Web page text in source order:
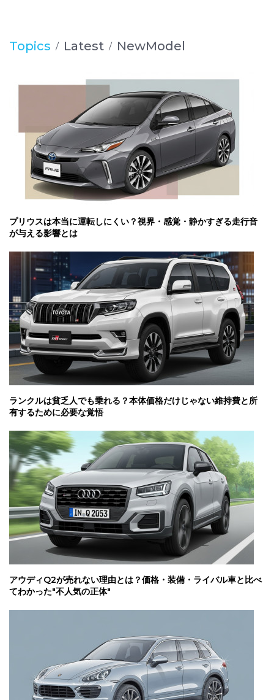
Topics Latest NewModel
プリウスは本当に運転しにくい？視界・感覚・静かすぎる走行音
が与える影響とは
ランクルは貧乏人でも乗れる？本体価格だけじゃない維持費と所
有するために必要な覚悟
アウディQ2が売れない理由とは？価格・装備・ライバル車と比べ
てわかった"不人気の正体"